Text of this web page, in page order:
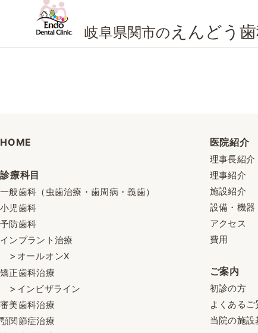
岐阜県関市の えんどう
HOME
診療科目
一般歯科（虫歯治療・歯周病・義歯）
小児歯科
予防歯科
インプラント治療
オールオンX
矯正歯科治療
インビザライン
審美歯科治療
顎関節症治療
医院紹介
理事長紹介
理事紹介
施設紹介
設備・機器
アクセス
費用
ご案内
初診の方
よくあるご
当院の施設